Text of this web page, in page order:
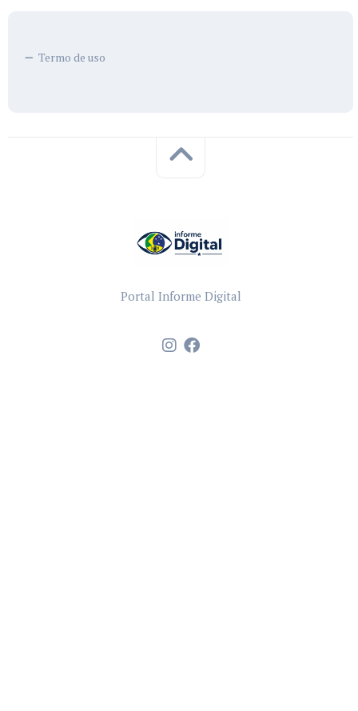
Termo de uso
Portal Informe Digital